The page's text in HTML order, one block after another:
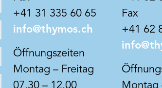
+41 31 335 60 65
info@thymos.ch
Öffnungszeiten
Montag – Freitag
07.30 – 12.00
Fax
+41 62
Montag